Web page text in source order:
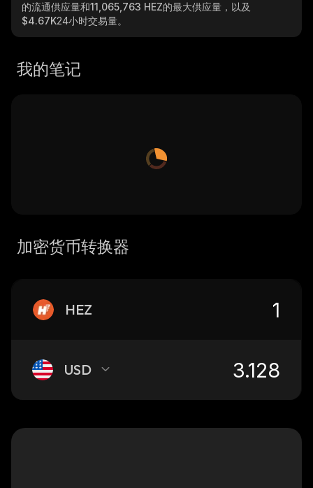
的流通供应量和11,065,763 HEZ的最大供应量，以及
$4.67K24小时交易量。
我的笔记
加密货币转换器
HEZ
USD